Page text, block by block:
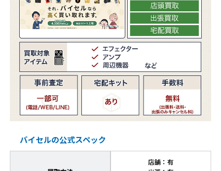
バイセルの公式スペック
店舗：有